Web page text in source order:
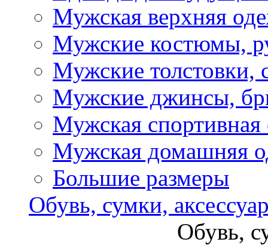
Мужская верхняя
Мужские костюмы,
Мужские толстовки,
Мужские джинсы,
Мужская спортивная
Мужская домашняя
Большие размеры
Обувь, сумки,
Обувь,